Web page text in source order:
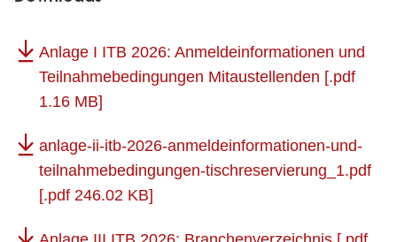
Anlage I ITB 2026: Anmeldeinformationen und
Teilnahmebedingungen Mitaustellenden [.pdf
1.16 MB]
anlage-ii-itb-2026-anmeldeinformationen-und-
teilnahmebedingungen-tischreservierung_1.pdf
[.pdf 246.02 KB]